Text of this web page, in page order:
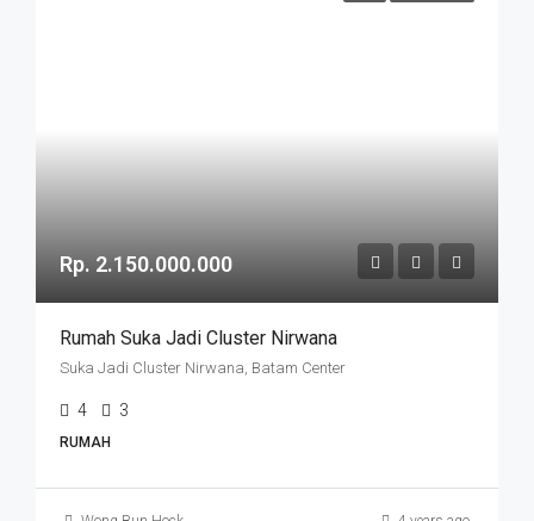
Rp. 2.150.000.000
Rumah Suka Jadi Cluster Nirwana
Suka Jadi Cluster Nirwana, Batam Center
4 3
RUMAH